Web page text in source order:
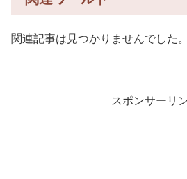
関連記事は見つかりませんでした。
スポンサーリ